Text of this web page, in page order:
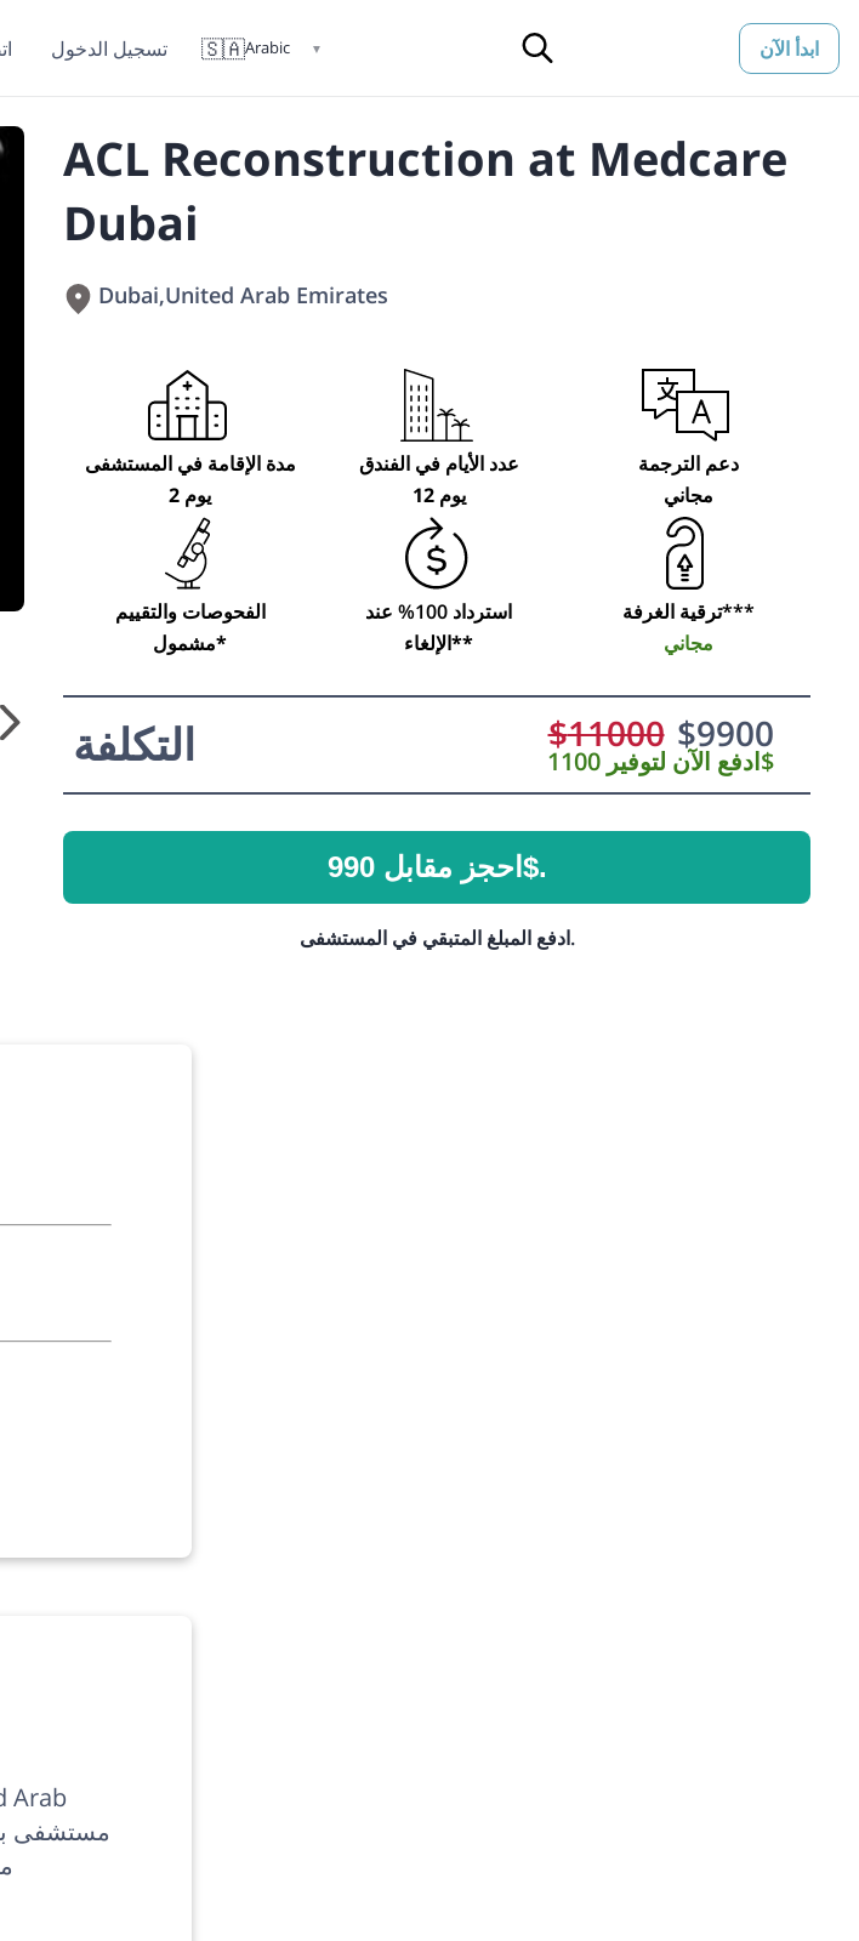
تسجيل الدخول 🇸🇦Arabic ▼ ابدأ الآن
ACL Reconstruction at Medcare
Dubai
Dubai,United Arab Emirates
مدة الإقامة في المستشفى
2 يوم
عدد الأيام في الفندق
12 يوم
دعم الترجمة
مجاني
الفحوصات والتقييم
مشمول*
استرداد 100% عند
الإلغاء**
ترقية الغرفة***
مجاني
التكلفة $11000 $9900
ادفع الآن لتوفير 1100$
احجز مقابل 990$.
ادفع المبلغ المتبقي في المستشفى.